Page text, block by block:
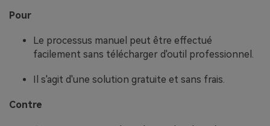
Pour
Le processus manuel peut être effectué
facilement sans télécharger d'outil professionnel.
Il s'agit d'une solution gratuite et sans frais.
Contre